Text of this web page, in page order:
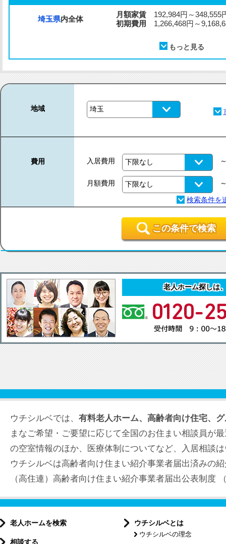
埼玉県内全体
月額家賃 192,984円～348,555
初期費用
1,266,468円～
地域
費用 入居費用
月額費用
この条件で検索
老人ホーム探しは
ウチシルベでは、 有料老人ホーム、高齢者向け住宅、
まなご希望・ご要望に応じて全国のお住まい相談員が
の空室情報のほか、医療体制についてなど、入居相談
ウチシルベは高齢者向け住まい紹介事業者届出済みの
（高住連）高齢者向け住まい紹介事業者届出公表制度
老人ホームを検索
相談する
ウチシルベとは
ウチシルベの理念